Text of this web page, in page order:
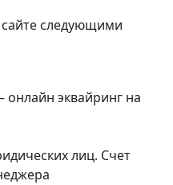
следующими
эквайринг на
лиц. Счет